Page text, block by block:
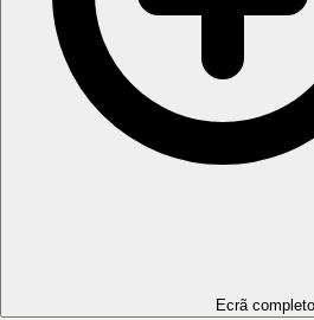
Ecrã completo